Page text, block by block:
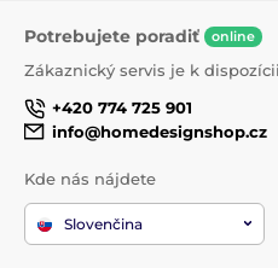
Potrebujete poradiť online
Zákaznický servis je k dispozícii
+420 774 725 901
info@homedesignshop.cz
Kde nás nájdete
Slovenčina